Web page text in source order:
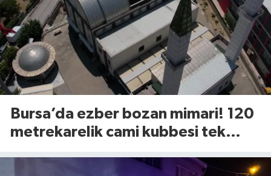
Bursa’da ezber bozan mimari! 120
metrekarelik cami kubbesi tek